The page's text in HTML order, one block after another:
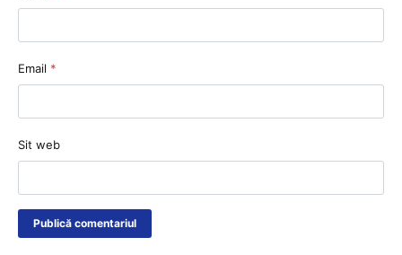
Email *
Sit web